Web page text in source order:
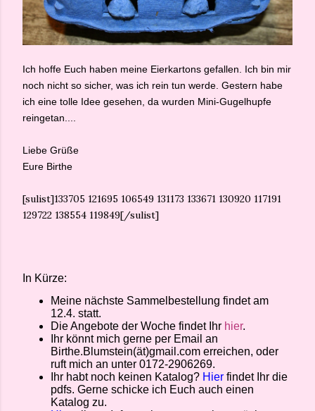
Ich hoffe Euch haben meine Eierkartons gefallen. Ich bin mir
noch nicht so sicher, was ich rein tun werde. Gestern habe
ich eine tolle Idee gesehen, da wurden Mini-Gugelhupfe
reingetan....
Liebe Grüße
Eure Birthe
[sulist]133705 121695 106549 131173 133671 130920 117191
129722 138554 119849[/sulist]
In Kürze:
Meine nächste Sammelbestellung findet am
12.4. statt.
Die Angebote der Woche findet Ihr hier.
Ihr könnt mich gerne per Email an
Birthe.Blumstein(ät)gmail.com erreichen, oder
ruft mich an unter 0172-2906269.
Ihr habt noch keinen Katalog? Hier findet Ihr die
pdfs. Gerne schicke ich Euch auch einen
Katalog zu.